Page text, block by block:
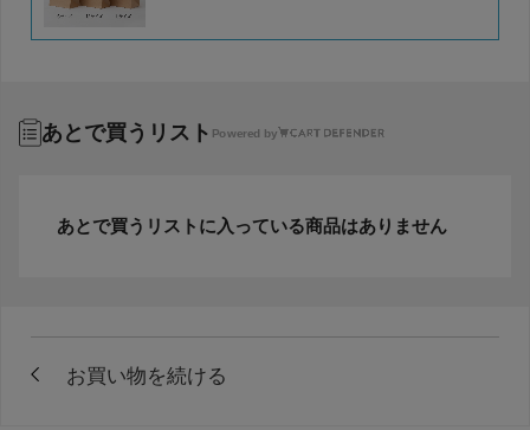
あとで買うリスト Powered by
あとで買うリストに入っている商品はありません